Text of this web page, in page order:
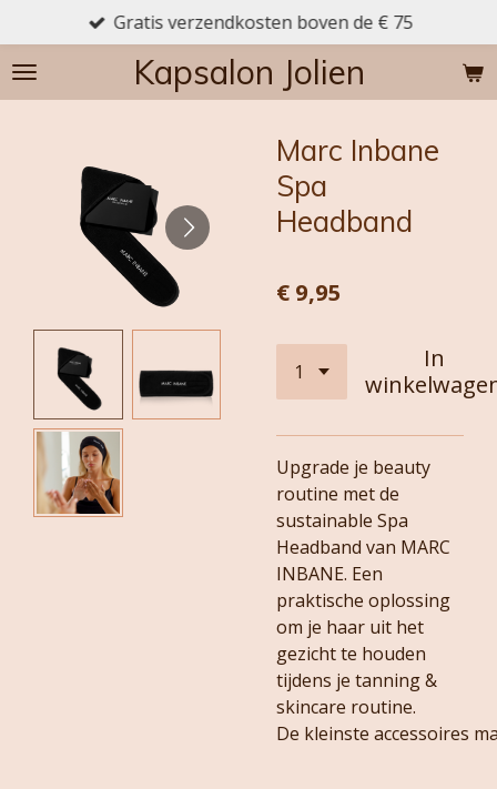
direct
naar
de
Kapsalon Jolien
Gratis verzendkosten boven de € 75
Marc Inbane
Spa
Headband
€ 9,95
In
Upgrade je beauty
routine met de
sustainable Spa
Headband van MARC
INBANE. Een
praktische oplossing
om je haar uit het
gezicht te houden
tijdens je tanning &
skincare routine.
De kleinste accessoires